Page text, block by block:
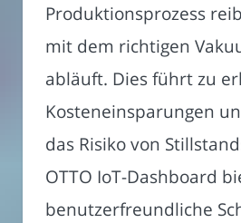
Produktionsprozess
mit dem richtigen
abläuft. Dies führt zu
Kosteneinsparungen
das Risiko von
OTTO IoT-Dashboard
benutzerfreundliche